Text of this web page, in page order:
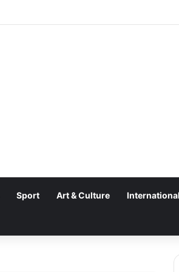
Sport Art & Culture International